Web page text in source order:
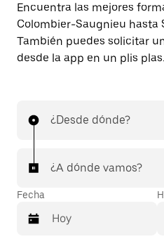
Encuentra las mejores
Colombier-Saugnieu
También puedes solicitar
desde la app en un plis plas.
¿Desde dónde?
¿A dónde vamos?
Fecha